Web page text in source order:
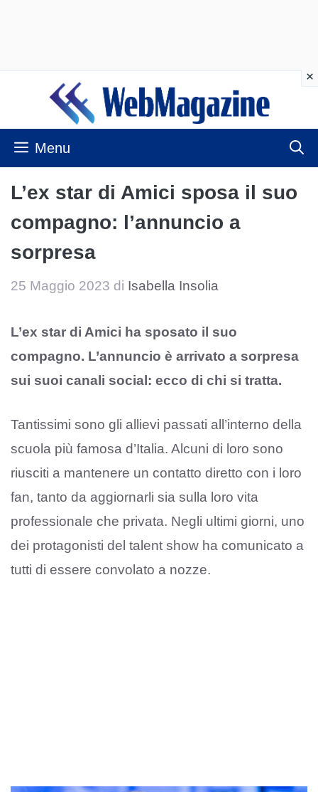
contenuto
Menu
L’ex star di Amici sposa il suo
compagno: l’annuncio a
sorpresa
25 Maggio 2023 di Isabella Insolia
L’ex star di Amici ha sposato il suo
compagno. L’annuncio è arrivato a sorpresa
sui suoi canali social: ecco di chi si tratta.
Tantissimi sono gli allievi passati all’interno della
scuola più famosa d’Italia. Alcuni di loro sono
riusciti a mantenere un contatto diretto con i loro
fan, tanto da aggiornarli sia sulla loro vita
professionale che privata. Negli ultimi giorni, uno
dei protagonisti del talent show ha comunicato a
tutti di essere convolato a nozze.